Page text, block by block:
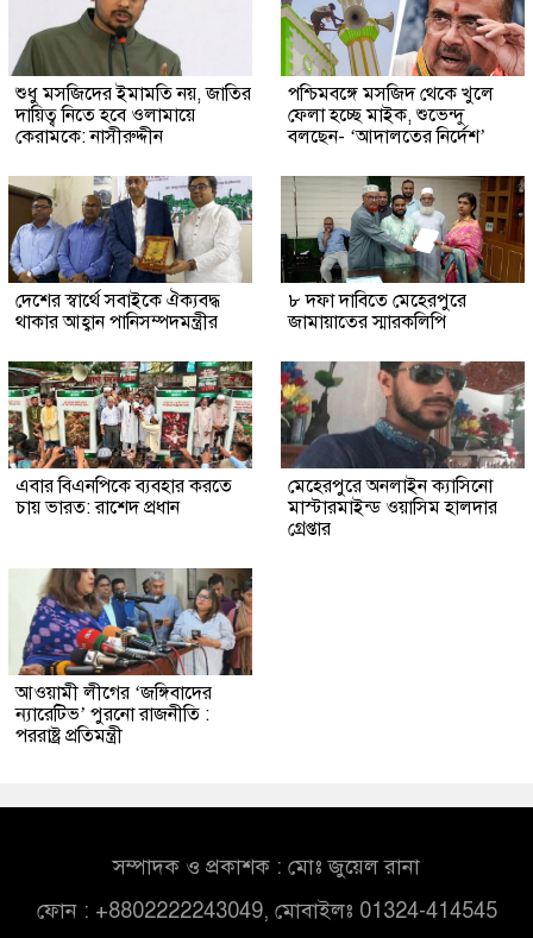
শুধু মসজিদের ইমামতি নয়, জাতির
দায়িত্ব নিতে হবে ওলামায়ে
কেরামকে: নাসীরুদ্দীন
পশ্চিমবঙ্গে মসজিদ থেকে খুলে
ফেলা হচ্ছে মাইক, শুভেন্দু
বলছেন- ‘আদালতের নির্দেশ’
দেশের স্বার্থে সবাইকে ঐক্যবদ্ধ
থাকার আহ্বান পানিসম্পদমন্ত্রীর
৮ দফা দাবিতে মেহেরপুরে
জামায়াতের স্মারকলিপি
এবার বিএনপিকে ব্যবহার করতে
চায় ভারত: রাশেদ প্রধান
মেহেরপুরে অনলাইন ক্যাসিনো
মাস্টারমাইন্ড ওয়াসিম হালদার
গ্রেপ্তার
আওয়ামী লীগের ‘জঙ্গিবাদের
ন্যারেটিভ’ পুরনো রাজনীতি :
পররাষ্ট্র প্রতিমন্ত্রী
সম্পাদক ও প্রকাশক : মোঃ জুয়েল রানা
ফোন : +8802222243049, মোবাইলঃ 01324-414545